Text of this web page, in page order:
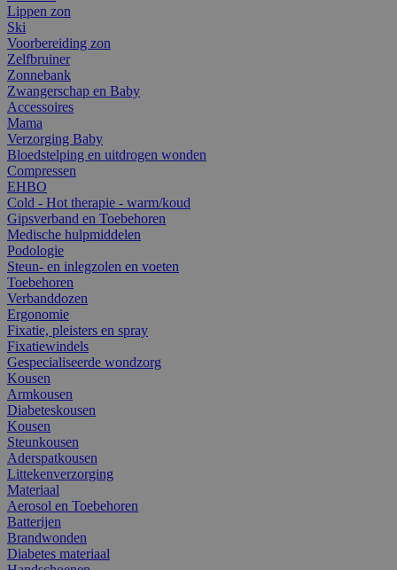
Lippen zon
Ski
Voorbereiding zon
Zelfbruiner
Zonnebank
Zwangerschap en Baby
Accessoires
Mama
Verzorging Baby
Bloedstelping en uitdrogen wonden
Compressen
EHBO
Cold - Hot therapie - warm/koud
Gipsverband en Toebehoren
Medische hulpmiddelen
Podologie
Steun- en inlegzolen en voeten
Toebehoren
Verbanddozen
Ergonomie
Fixatie, pleisters en spray
Fixatiewindels
Gespecialiseerde wondzorg
Kousen
Armkousen
Diabeteskousen
Kousen
Steunkousen
Aderspatkousen
Littekenverzorging
Materiaal
Aerosol en Toebehoren
Batterijen
Brandwonden
Diabetes materiaal